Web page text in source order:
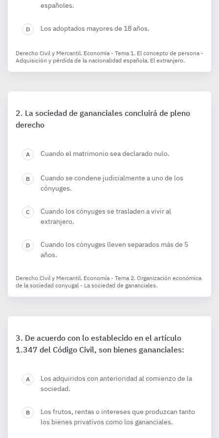
españoles.
Los adoptados mayores de 18 años.
Derecho Civil y Mercantil. Economía - Tema 1. El concepto de persona -
Adquisición y pérdida de la nacionalidad española. El extranjero.
La sociedad de gananciales concluirá de pleno
derecho
Cuando el matrimonio sea declarado nulo.
Cuando se condene judicialmente a uno de los
cónyuges.
Cuando los cónyuges se trasladen a vivir al
extranjero.
Cuando los cónyuges lleven separados más de 5
años.
Derecho Civil y Mercantil. Economía - Tema 2. Organización económica
de la sociedad conyugal - La sociedad de gananciales.
De acuerdo con lo establecido en el artículo
1.347 del Código Civil, son bienes gananciales:
Los adquiridos con anterioridad al comienzo de la
sociedad.
Los frutos, rentas o intereses que produzcan tanto
los bienes privativos como los gananciales.